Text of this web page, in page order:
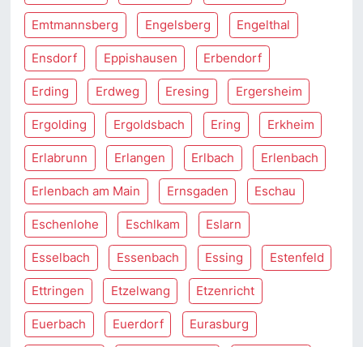
Emtmannsberg Engelsberg Engelthal
Ensdorf Eppishausen Erbendorf
Erding Erdweg Eresing Ergersheim
Ergolding Ergoldsbach Ering Erkheim
Erlabrunn Erlangen Erlbach Erlenbach
Erlenbach am Main Ernsgaden Eschau
Eschenlohe Eschlkam Eslarn
Esselbach Essenbach Essing Estenfeld
Ettringen Etzelwang Etzenricht
Euerbach Euerdorf Eurasburg